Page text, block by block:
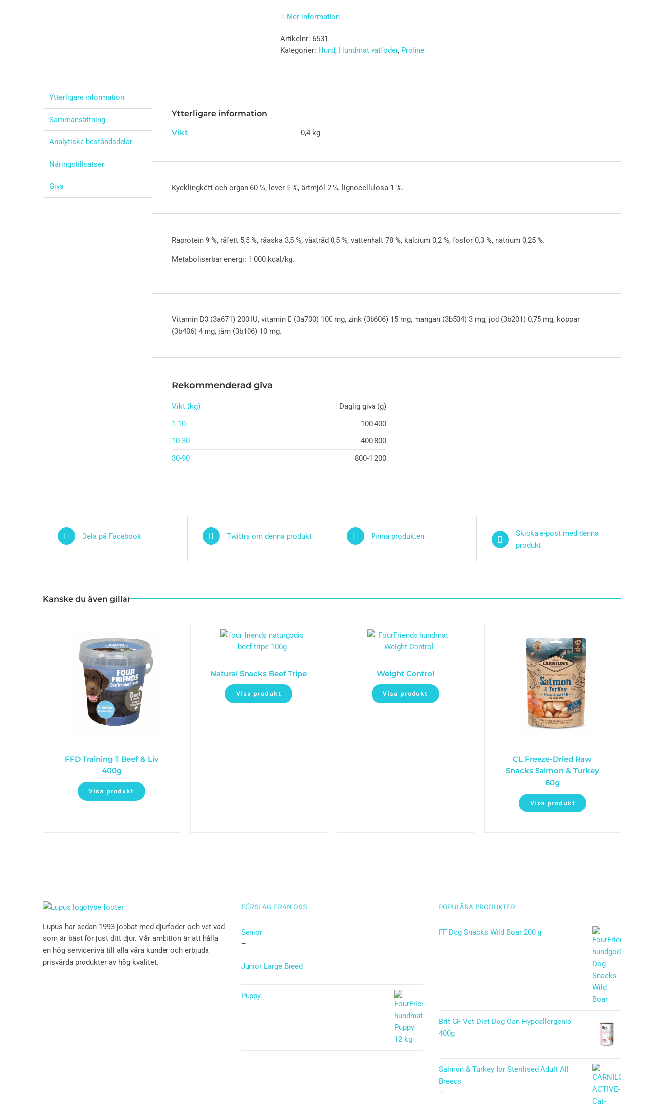
Mer information
Artikelnr: 6531
Kategorier: Hund, Hundmat våtfoder, Profine
Ytterligare information
Sammansättning
Analytiska beståndsdelar
Näringstillsatser
Giva
Ytterligare information
Vikt 0,4 kg
Kycklingkött och organ 60 %, lever 5 %, ärtmjöl 2 %, lignocellulosa 1 %.
Råprotein 9 %, råfett 5,5 %, råaska 3,5 %, växtråd 0,5 %, vattenhalt 78 %, kalcium 0,2 %, fosfor 0,3 %, natrium 0,25 %.
Metaboliserbar energi: 1 000 kcal/kg.
Vitamin D3 (3a671) 200 IU, vitamin E (3a700) 100 mg, zink (3b606) 15 mg, mangan (3b504) 3 mg, jod (3b201) 0,75 mg, koppar
(3b406) 4 mg, järn (3b106) 10 mg.
Rekommenderad giva
Vikt (kg)
Daglig giva (g)
1-10
100-400
10-30
400-800
30-90
800-1 200
Dela på Facebook Twittra om denna produkt Pinna produkten
Skicka e-post med denna
produkt
Kanske du även gillar
FFD Training T Beef & Liv
400g
Visa produkt
Natural Snacks Beef Tripe
Visa produkt
Weight Control
Visa produkt
CL Freeze-Dried Raw
Snacks Salmon & Turkey
60g
Visa produkt
Lupus har sedan 1993 jobbat med djurfoder och vet vad
som är bäst för just ditt djur. Vår ambition är att hålla
en hög servicenivå till alla våra kunder och erbjuda
prisvärda produkter av hög kvalitet.
FÖRSLAG FRÅN OSS
Senior
–
Junior Large Breed
5.00av 5
Puppy
POPULÄRA PRODUKTER
FF Dog Snacks Wild Boar 200 g
Brit GF Vet Diet Dog Can Hypoallergenic
400g
Salmon & Turkey for Sterilised Adult All
Breeds
–